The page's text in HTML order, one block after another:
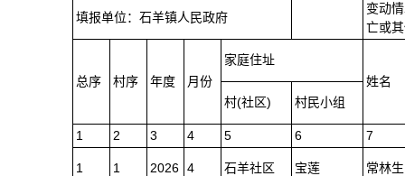
填报单位：石羊镇人民政府
变动
亡或
总序 村序 年度 月份
家庭住址
姓名
村(社区)
村民小组
1 2 3 4 5 6 7
1 1 2026 4 石羊社区 宝莲 常林生